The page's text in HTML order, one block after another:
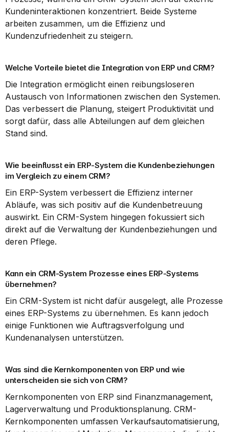
Kundeninteraktionen konzentriert. Beide Systeme
arbeiten zusammen, um die Effizienz und
Kundenzufriedenheit zu steigern.
Welche Vorteile bietet die Integration von ERP und CRM?
Die Integration ermöglicht einen reibungsloseren
Austausch von Informationen zwischen den Systemen.
Das verbessert die Planung, steigert Produktivität und
sorgt dafür, dass alle Abteilungen auf dem gleichen
Stand sind.
Wie beeinflusst ein ERP-System die Kundenbeziehungen
im Vergleich zu einem CRM?
Ein ERP-System verbessert die Effizienz interner
Abläufe, was sich positiv auf die Kundenbetreuung
auswirkt. Ein CRM-System hingegen fokussiert sich
direkt auf die Verwaltung der Kundenbeziehungen und
deren Pflege.
Kann ein CRM-System Prozesse eines ERP-Systems
übernehmen?
Ein CRM-System ist nicht dafür ausgelegt, alle Prozesse
eines ERP-Systems zu übernehmen. Es kann jedoch
einige Funktionen wie Auftragsverfolgung und
Kundenanalysen unterstützen.
Was sind die Kernkomponenten von ERP und wie
unterscheiden sie sich von CRM?
Kernkomponenten von ERP sind Finanzmanagement,
Lagerverwaltung und Produktionsplanung. CRM-
Kernkomponenten umfassen Verkaufsautomatisierung,